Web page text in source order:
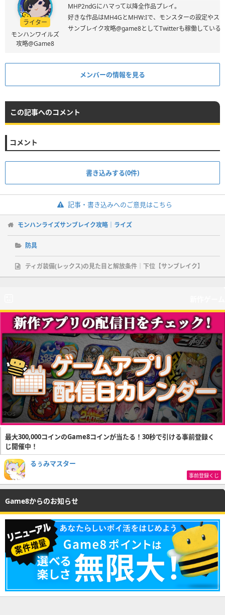
ライター
モンハンワイルズ
攻略@Game8
MHP2ndGにハマって以降全作品プレイ。
好きな作品はMH4GとMHW:Iで、モンスターの設定やス
サンブレイク攻略@game8としてTwitterも稼働している
メンバーの情報を見る
この記事へのコメント
コメント
書き込みする(0件)
記事・書き込みへのご意見はこちら
モンハンライズサンブレイク攻略｜ライズ
防具
ティガ装備(レックス)の見た目と解放条件｜下位【サンブレイク】
最大300,000コインのGame8コインが当たる！30秒で引ける事前登録く
じ開催中！
るぅみマスター
事前登録くじ
Game8からのお知らせ